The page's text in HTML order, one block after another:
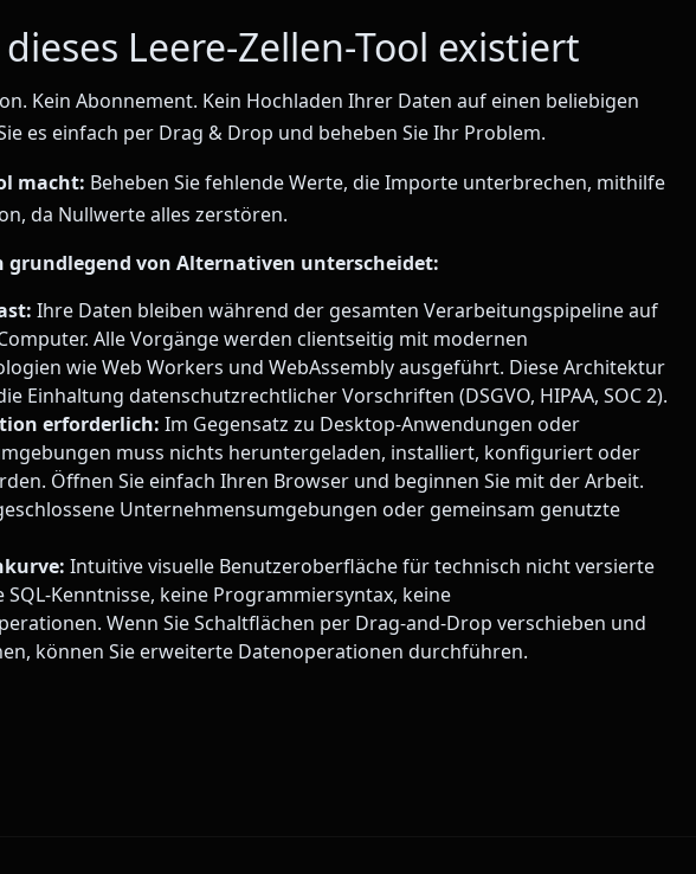
Leere-Zellen-Tool existiert
Kein Abonnement. Kein Hochladen Ihrer Daten auf einen beliebigen
es einfach per Drag & Drop und beheben Sie Ihr Problem.
macht: Beheben Sie fehlende Werte, die Importe unterbrechen, mithilfe
da Nullwerte alles zerstören.
grundlegend von Alternativen unterscheidet:
Ihre Daten bleiben während der gesamten Verarbeitungspipeline auf
Alle Vorgänge werden clientseitig mit modernen
wie Web Workers und WebAssembly ausgeführt. Diese Architektur
Einhaltung datenschutzrechtlicher Vorschriften (DSGVO, HIPAA, SOC 2).
erforderlich: Im Gegensatz zu Desktop-Anwendungen oder
muss nichts heruntergeladen, installiert, konfiguriert oder
Öffnen Sie einfach Ihren Browser und beginnen Sie mit der Arbeit.
Unternehmensumgebungen oder gemeinsam genutzte
Intuitive visuelle Benutzeroberfläche für technisch nicht versierte
SQL-Kenntnisse, keine Programmiersyntax, keine
Wenn Sie Schaltflächen per Drag-and-Drop verschieben und
können Sie erweiterte Datenoperationen durchführen.